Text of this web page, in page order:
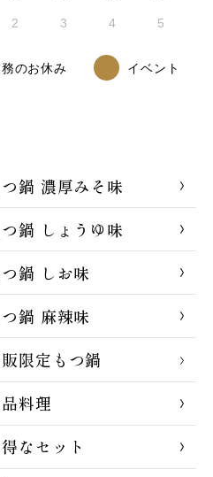
つ鍋 濃厚みそ味
つ鍋 しょうゆ味
つ鍋 しお味
つ鍋 麻辣味
限定もつ鍋
料理
なセット
2 3 4 5
のお休み イベント